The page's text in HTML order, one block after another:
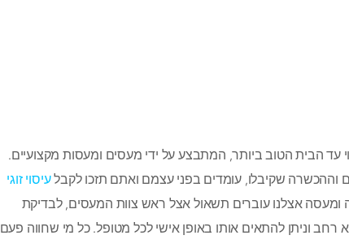
עד הבית הטוב ביותר, המתבצע על ידי מעסים ומעסות מקצועיים.
וההכשרה שקיבלו, עומדים בפני עצמם ואתם תזכו לקבלעיסוי זוגי
ומעסה אצלנו עוברים תשאול אצל ראש צוות המעסים, לבדיקת
רחב וניתן להתאים אותו באופן אישי לכל מטופל. כל מי שחווה פעם